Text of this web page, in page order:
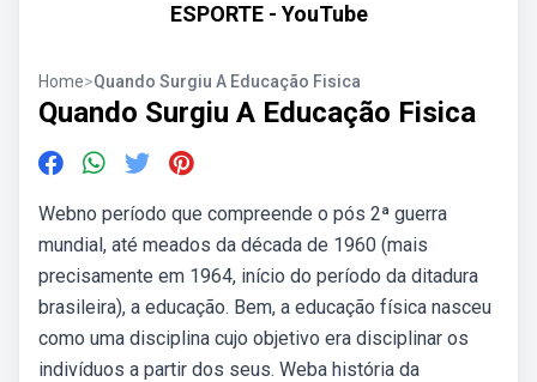
ESPORTE - YouTube
Home>Quando Surgiu A Educação Fisica
Quando Surgiu A Educação Fisica
Webno período que compreende o pós 2ª guerra
mundial, até meados da década de 1960 (mais
precisamente em 1964, início do período da ditadura
brasileira), a educação. Bem, a educação física nasceu
como uma disciplina cujo objetivo era disciplinar os
indivíduos a partir dos seus. Weba história da